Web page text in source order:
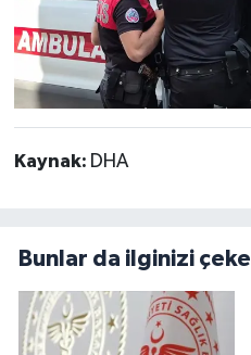
Kaynak: DHA
Bunlar da ilginizi